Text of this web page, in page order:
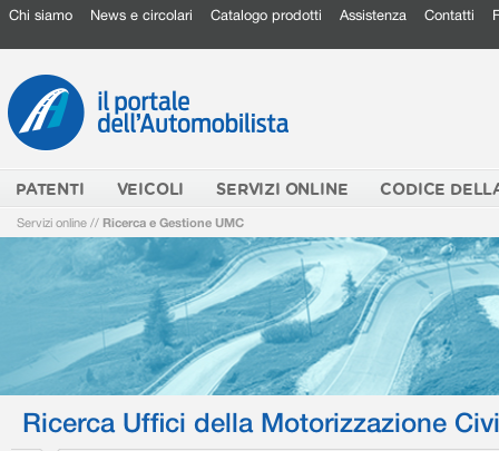
Chi siamo News e circolari Catalogo prodotti Assistenza Contatti
PATENTI VEICOLI SERVIZI ONLINE CODICE
Servizi online // Ricerca e Gestione UMC
Ricerca Uffici della Motorizzazione